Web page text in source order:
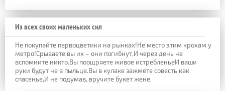
Из всех своих маленьких сил
Не покупайте первоцветики на рынках!Не место этим крохам у
метро!Срываете вы их – они погибнут,И через день не
вспомните никто.Вы поощряете живое истребленьеИ ваши
руки будут не в пыльце.Вы в кулаке зажмёте совесть как
спасенье,И не подумав, вручите букет жене.